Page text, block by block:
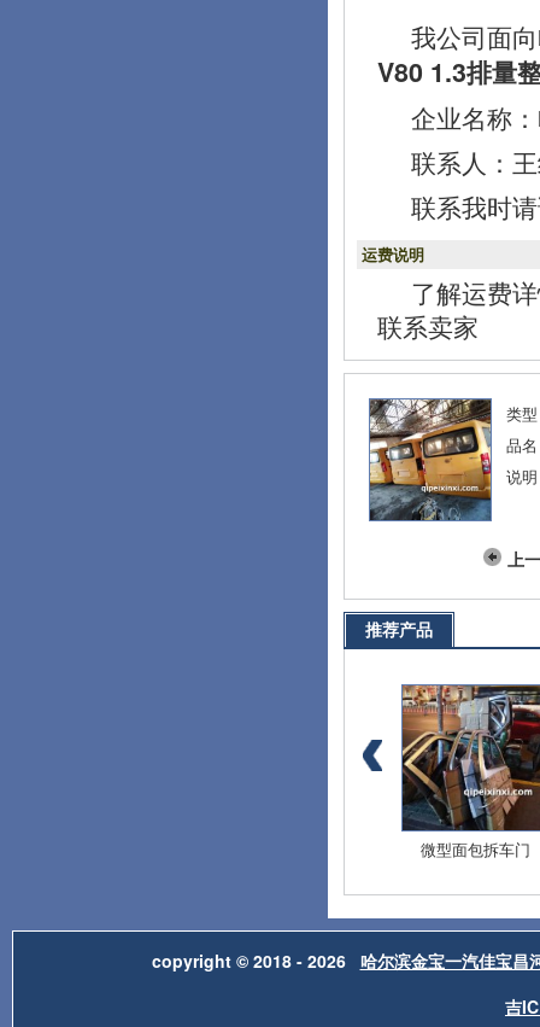
我公司面
V80 1.3排量
企业名称
联系人：
联系我时
运费说明
了解运费
联系卖家
类
品
说
上
推荐产品
微型面包拆车门
copyright © 2018 - 2026 哈尔滨金宝一汽佳宝昌
吉